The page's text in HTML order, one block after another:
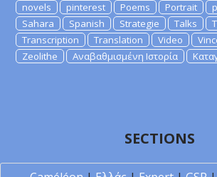
novels
pinterest Poems Portrait
Sahara
Spanish Strategie Talks
Transcription
Translation Video
Zeolithe
Αναβαθμισμένη Ιστορία
SECTIONS